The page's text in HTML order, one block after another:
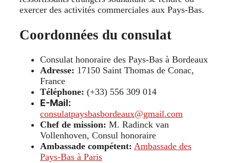
exercer des activités commerciales aux Pays-Bas.
Coordonnées du consulat
Consulat honoraire des Pays-Bas à Bordeaux
Adresse: 17150 Saint Thomas de Conac,
France
Téléphone: (+33) 556 309 014
E-Mail:
consulatpaysbasbordeaux@gmail.com
Chef de mission: M. Radinck van
Vollenhoven, Consul honoraire
Ambassade compétent: Ambassade des
Pays-Bas à Paris